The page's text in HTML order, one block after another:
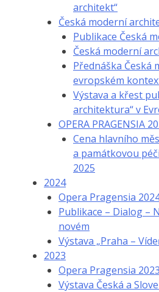
architekt“
Česká moderní
Publikace Česká
Česká moderní
Přednáška Česká
evropském
Výstava a křest
architektura“ v
OPERA PRAGENSIA
Cena hlavního
a památkovou péči
2025
2024
Opera Pragensia
Publikace – Dialog –
novém
Výstava „Praha –
2023
Opera Pragensia 2023
Výstava Česká a